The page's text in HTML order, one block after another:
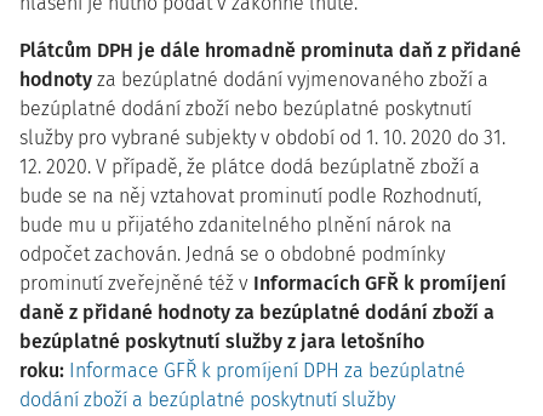
Plátcům DPH je dále hromadně prominuta daň z přidané
hodnoty za bezúplatné dodání vyjmenovaného zboží a
bezúplatné dodání zboží nebo bezúplatné poskytnutí
služby pro vybrané subjekty v období od 1. 10. 2020 do 31.
12. 2020. V případě, že plátce dodá bezúplatně zboží a
bude se na něj vztahovat prominutí podle Rozhodnutí,
bude mu u přijatého zdanitelného plnění nárok na
odpočet zachován. Jedná se o obdobné podmínky
prominutí zveřejněné též v Informacích GFŘ k promíjení
daně z přidané hodnoty za bezúplatné dodání zboží a
bezúplatné poskytnutí služby z jara letošního
roku: Informace GFŘ k promíjení DPH za bezúplatné
dodání zboží a bezúplatné poskytnutí služby